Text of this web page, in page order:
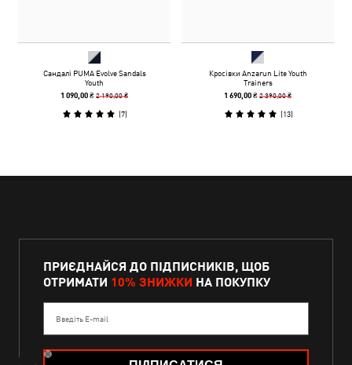
Сандалі PUMA Evolve Sandals
Youth
1 090,00 ₴2 190,00 ₴
(7)
Кросівки Anzarun Lite Youth
Trainers
1 690,00 ₴2 390,00 ₴
(13)
ПРИЄДНАЙСЯ ДО ПІДПИСНИКІВ, ЩОБ
ОТРИМАТИ 10% ЗНИЖКИ НА ПОКУПКУ
Введіть E-mail